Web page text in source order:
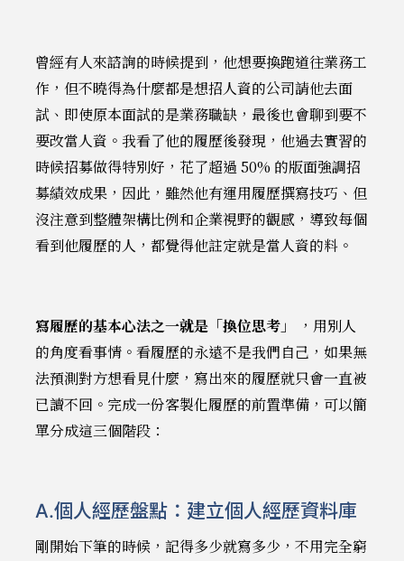
曾經有人來諮詢的時候提到，他想要換跑道往業務工
作，但不曉得為什麼都是想招人資的公司請他去面
試、即使原本面試的是業務職缺，最後也會聊到要不
要改當人資。我看了他的履歷後發現，他過去實習的
時候招募做得特別好，花了超過 50% 的版面強調招
募績效成果，因此，雖然他有運用履歷撰寫技巧、但
沒注意到整體架構比例和企業視野的觀感，導致每個
看到他履歷的人，都覺得他註定就是當人資的料。
寫履歷的基本心法之一就是「換位思考」
，用別人
的角度看事情。看履歷的永遠不是我們自己，如果無
法預測對方想看見什麼，寫出來的履歷就只會一直被
已讀不回。完成一份客製化履歷的前置準備，可以簡
單分成這三個階段：
A.個人經歷盤點：建立個人經歷資料庫
剛開始下筆的時候，記得多少就寫多少，不用完全窮